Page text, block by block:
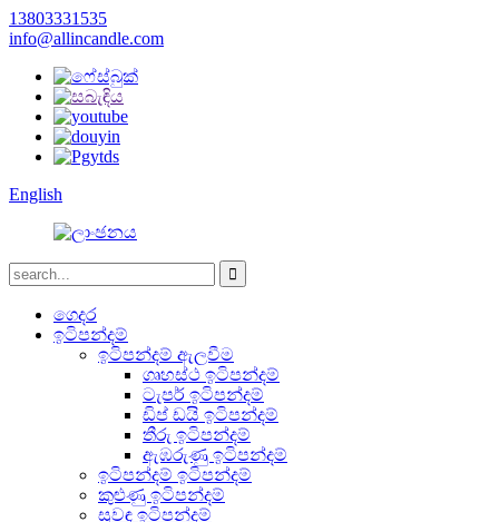
13803331535
info@allincandle.com
English
ගෙදර
ඉටිපන්දම්
ඉටිපන්දම් ඇලවීම
ගෘහස්ථ ඉටිපන්දම්
ටැපර් ඉටිපන්දම්
ඩිප් ඩයි ඉටිපන්දම්
තීරු ඉටිපන්දම්
ඇඹරුණු ඉටිපන්දම්
ඉටිපන්දම් ඉටිපන්දම්
කුළුණු ඉටිපන්දම්
සුවඳ ඉටිපන්දම්